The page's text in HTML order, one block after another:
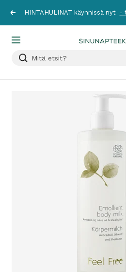
sisältöön
EdellinenHINTAHULINAT käynnissä nyt -
Navigaatio